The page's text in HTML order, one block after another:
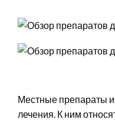
Местные препараты
лечения. К ним